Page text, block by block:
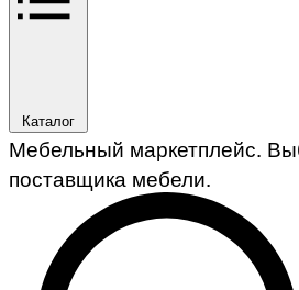
Каталог
Мебельный маркетплейс.
поставщика мебели.